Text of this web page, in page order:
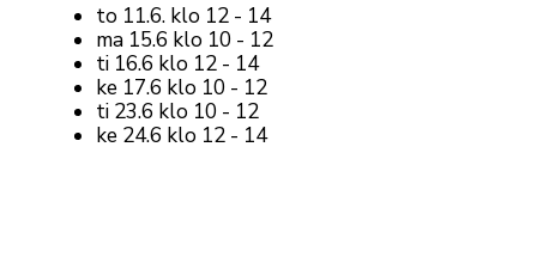
to 11.6. klo 12 - 14
ma 15.6 klo 10 - 12
ti 16.6 klo 12 - 14
ke 17.6 klo 10 - 12
ti 23.6 klo 10 - 12
ke 24.6 klo 12 - 14